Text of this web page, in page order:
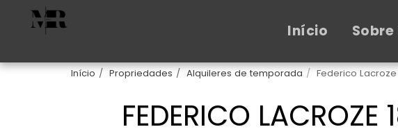
Início Sobre
Início Propriedades Alquileres de temporada Federico
FEDERICO LACROZE